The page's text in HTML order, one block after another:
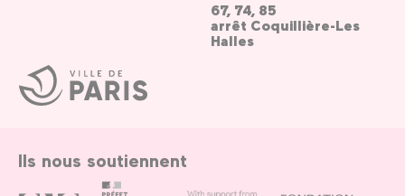
Ville
de
Paris
67, 74, 85
arrêt Coquillière-Les
Halles
Ils nous soutiennent